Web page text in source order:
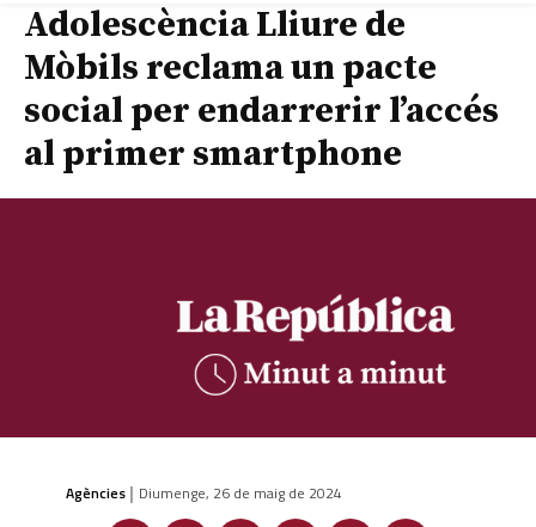
Adolescència Lliure de
Mòbils reclama un pacte
social per endarrerir l’accés
al primer smartphone
Agències | Diumenge, 26 de maig de 2024